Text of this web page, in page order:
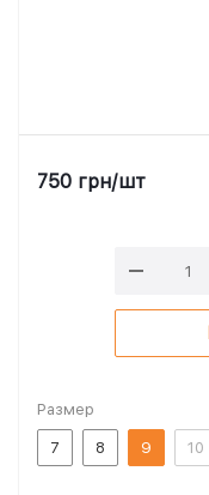
Размер
7 8 9 10
750 грн/шт